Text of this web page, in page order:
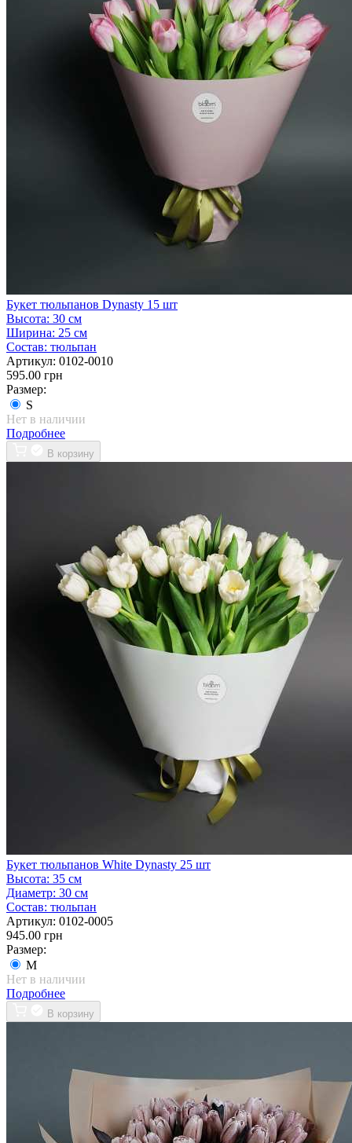
Букет тюльпанов Dynasty 15 шт
Высота: 30 см
Ширина: 25 см
Состав: тюльпан
Артикул: 0102-0010
595.00 грн
Размер:
S
Нет в наличии
Подробнее
В корзину
Букет тюльпанов White Dynasty 25 шт
Высота: 35 см
Диаметр: 30 см
Состав: тюльпан
Артикул: 0102-0005
945.00 грн
Размер:
M
Нет в наличии
Подробнее
В корзину